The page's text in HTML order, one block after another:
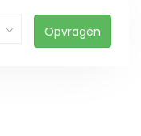
Opvragen